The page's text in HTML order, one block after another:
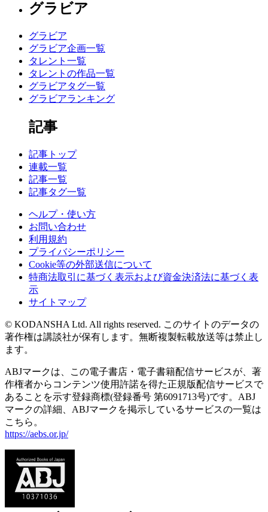
グラビア
グラビア
グラビア企画一覧
タレント一覧
タレントの作品一覧
グラビアタグ一覧
グラビアランキング
記事
記事トップ
連載一覧
記事一覧
記事タグ一覧
ヘルプ・使い方
お問い合わせ
利用規約
プライバシーポリシー
Cookie等の外部送信について
特商法取引に基づく表示および資金決済法に基づく表
示
サイトマップ
© KODANSHA Ltd. All rights reserved. このサイトのデータの
著作権は講談社が保有します。無断複製転載放送等は禁止し
ます。
ABJマークは、この電子書店・電子書籍配信サービスが、著
作権者からコンテンツ使用許諾を得た正規版配信サービスで
あることを示す登録商標(登録番号 第6091713号)です。ABJ
マークの詳細、ABJマークを掲示しているサービスの一覧は
こちら。
https://aebs.or.jp/